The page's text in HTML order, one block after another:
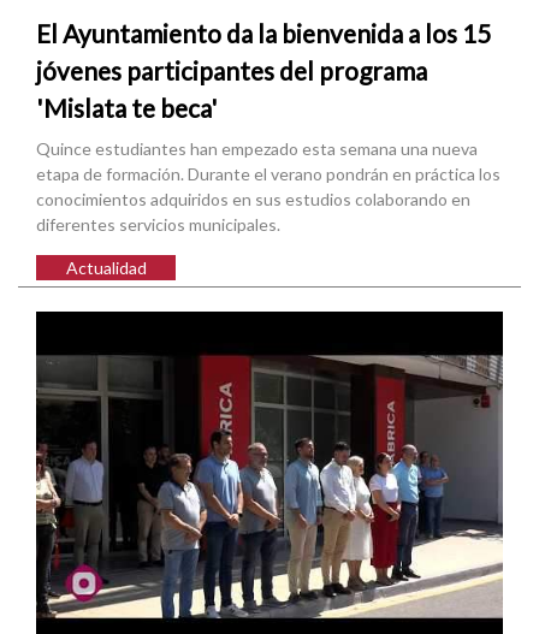
El Ayuntamiento da la bienvenida a los 15
jóvenes participantes del programa
'Mislata te beca'
Quince estudiantes han empezado esta semana una nueva
etapa de formación. Durante el verano pondrán en práctica los
conocimientos adquiridos en sus estudios colaborando en
diferentes servicios municipales.
Actualidad